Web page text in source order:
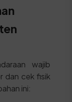
wajib
dan cek fisik
ini: